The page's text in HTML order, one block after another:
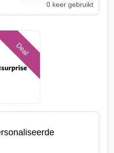
0 keer gebruikt
Deal